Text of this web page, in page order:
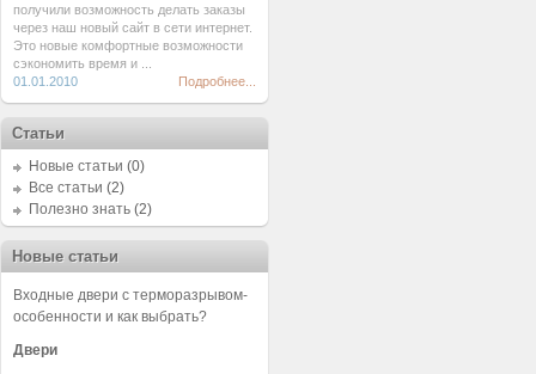
получили возможность делать заказы
через наш новый сайт в сети интернет.
Это новые комфортные возможности
сэкономить время и ...
01.01.2010
Подробнее...
Статьи
Новые статьи (0)
Все статьи (2)
Полезно знать (2)
Новые статьи
Входные двери с терморазрывом-
особенности и как выбрать?
Двери